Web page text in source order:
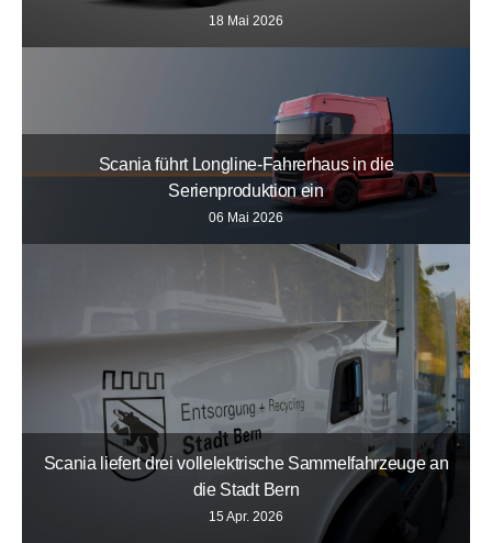
18 Mai 2026
Scania führt Longline-Fahrerhaus in die
Serienproduktion ein
06 Mai 2026
Scania liefert drei vollelektrische Sammelfahrzeuge an
die Stadt Bern
15 Apr. 2026